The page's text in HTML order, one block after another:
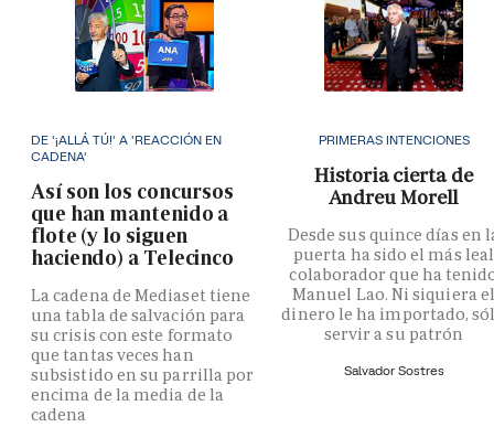
DE '¡ALLÁ TÚ!' A 'REACCIÓN EN
CADENA'
Así son los concursos
que han mantenido a
flote (y lo siguen
haciendo) a Telecinco
La cadena de Mediaset tiene
una tabla de salvación para
su crisis con este formato
que tantas veces han
subsistido en su parrilla por
encima de la media de la
cadena
PRIMERAS INTENCIONES
Historia cierta de
Andreu Morell
Desde sus quince días en
puerta ha sido el más leal
colaborador que ha
Manuel Lao. Ni siquiera
dinero le ha importado,
servir a su patrón
Salvador Sostres